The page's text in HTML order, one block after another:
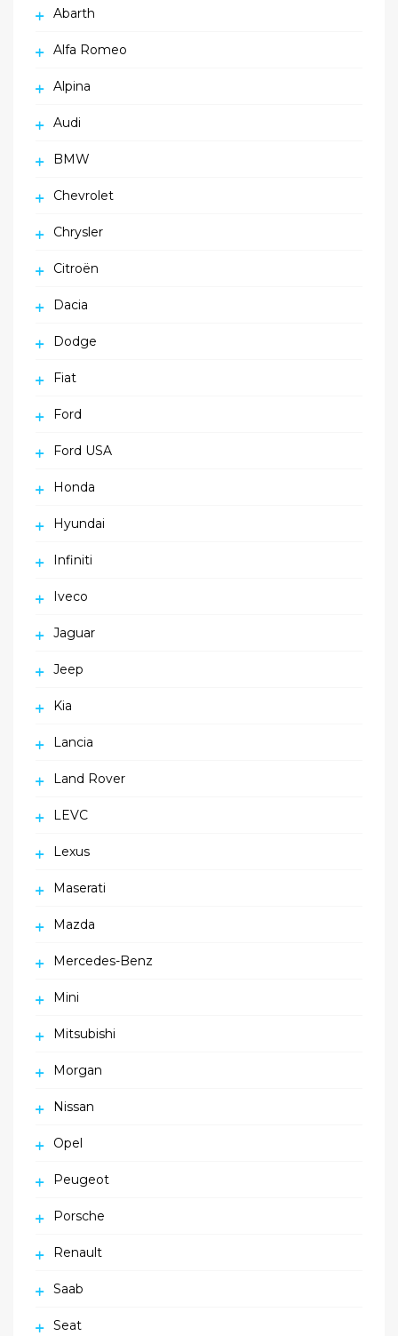
Abarth
Alfa Romeo
Alpina
Audi
BMW
Chevrolet
Chrysler
Citroën
Dacia
Dodge
Fiat
Ford
Ford USA
Honda
Hyundai
Infiniti
Iveco
Jaguar
Jeep
Kia
Lancia
Land Rover
LEVC
Lexus
Maserati
Mazda
Mercedes-Benz
Mini
Mitsubishi
Morgan
Nissan
Opel
Peugeot
Porsche
Renault
Saab
Seat